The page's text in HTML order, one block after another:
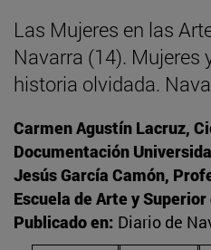
Las Mujeres en las
Navarra (14). Mujeres
historia olvidada.
Carmen Agustín Lacruz,
Documentación
Jesús García Camón,
Escuela de Arte y
Publicado en: Diario de